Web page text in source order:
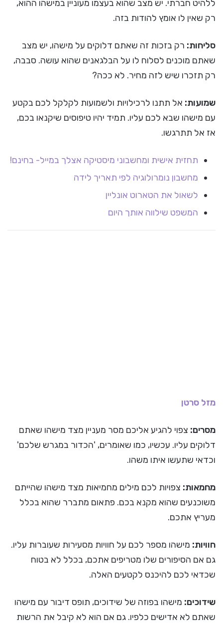
ללהיט חברתי. יש מצב שהוא בעצמו מעוניין במישהו ההוא,
רק שאין לו אומץ להודות בזה.
סליחות: רק בזכות זה שאתם דלוקים על מישהו, יש מצב
שאתם מוכנים לסלוח לו על הבלגאנים שהוא עושה. סבבה,
רק תזכרו שיש לזה מחיר. לא ככה?
שמועות: אל תתנו לרכילויות ולשמועות לקלקל לכם בקטע
עם מישהו שבא לכם עליו. תמיד יהיו טיפוסים שיקנאו בכם,
אז אל תתרגשו.
תחזית אישית ומחשבוני מיסטיקה אצלך במייל- בחינם!
מחשבון נומרולוגיה לפי תאריך לידה
לשאול את הטארוט אונליין
המשפט שילווה אותך היום
מזל סרטן
מסרים: צפוי להגיע אליכם מסר מעניין מצד מישהו שאתם
דלוקים עליו. עכשיו, כמו שאומרים, 'הכדור במגרש שלכם'
וכדאי שתעשו איתו משהו.
מחמאות: צפויות לכם מילים מחמיאות מצד מישהו שהייתם
משוכנעים שהוא מקנא בכם. פתאום מתברר שהוא בכלל
מעריץ אתכם.
חוויות: מישהו מספר לכם על חוויות מסעירות שעוברות עליו.
גם אם הסיפורים שלו מטריפים אתכם, בכלל לא בטוח
שכדאי לכם להיכנס לקטעים האלה.
שידוכים: מישהו בפוזה של שידוכים, תופס דיבור עם מישהו
שאתם לא אדישים כלפיו. גם אם הוא לא קיבל את הרשות